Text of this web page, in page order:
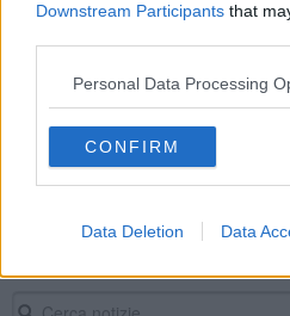
Downstream Participants that
Personal Data Processing
CONFIRM
Data Deletion Data
Taldo è granata,
Sequestro da 400mila